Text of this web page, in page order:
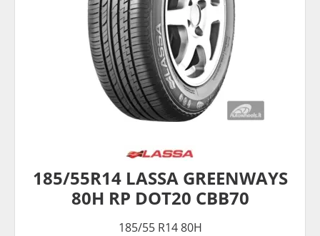
185/55R14 LASSA GREENWAYS
80H RP DOT20 CBB70
185/55 R14 80H